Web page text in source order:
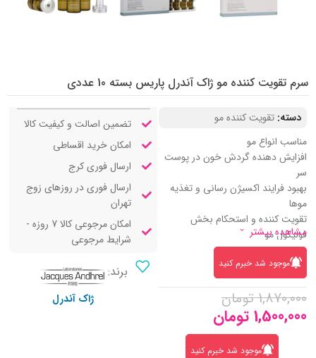
سرم تقویت کننده مو ژاک آندرل پاریس بسته 10 عددی
دسته: تقویت کننده مو
مناسب انواع مو
افزایش دهنده گردش خون در پوست
سر
بهبود فرایند اکسیژن رسانی و تغذیه
موها
تقویت کننده و استحکام بخش
فولیکول مو
تحریک موها به رشد مجدد
کاهش دهنده ریزش مو
ترمیم کننده و احیا کننده
رطوبت رسان به تارهای مو
افزایش دهنده ضخامت تارهای مو
کنترل کننده ترشح چربی
حاوی کافئین، کلاژن، کراتین و پانتنول
مشاهده بیشتر
موجود شد خبرم کنید
1,870,000 تومان
1,500,000 تومان
موجود شد خبرم کنید
تضمین اصالت و کیفیت کالا
امکان خرید اقساطی
ارسال فوری کرج
ارسال فوری در روزهای زوج
تهران
امکان مرجوعی کالا 7 روزه -
شرایط مرجوعی
برند:
ژاک آندرل